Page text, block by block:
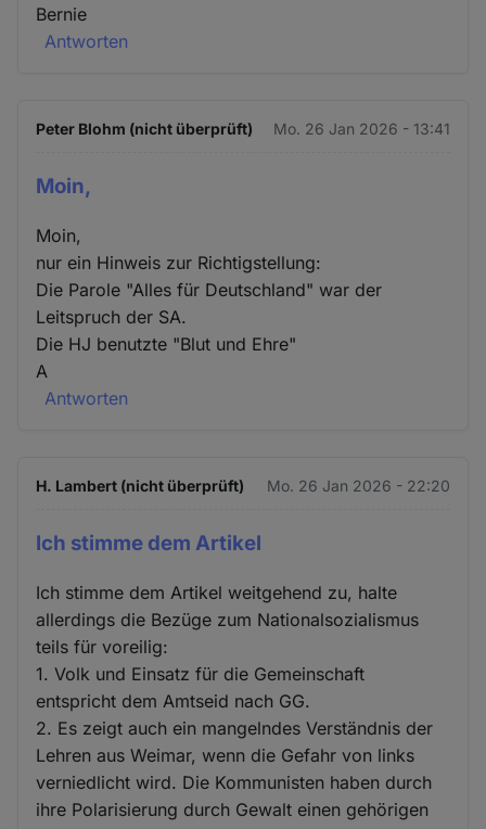
Bernie
Antworten
Peter Blohm (nicht überprüft) Mo. 26 Jan 2026 - 13:41
Moin,
Moin,
nur ein Hinweis zur Richtigstellung:
Die Parole "Alles für Deutschland" war der
Leitspruch der SA.
Die HJ benutzte "Blut und Ehre"
A
Antworten
H. Lambert (nicht überprüft) Mo. 26 Jan 2026 - 22:20
Ich stimme dem Artikel
Ich stimme dem Artikel weitgehend zu, halte
allerdings die Bezüge zum Nationalsozialismus
teils für voreilig:
1. Volk und Einsatz für die Gemeinschaft
entspricht dem Amtseid nach GG.
2. Es zeigt auch ein mangelndes Verständnis der
Lehren aus Weimar, wenn die Gefahr von links
verniedlicht wird. Die Kommunisten haben durch
ihre Polarisierung durch Gewalt einen gehörigen